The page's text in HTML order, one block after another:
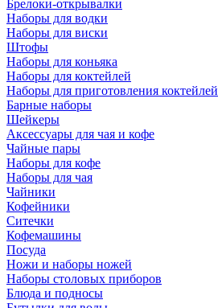
Брелоки-открывалки
Наборы для водки
Наборы для виски
Штофы
Наборы для коньяка
Наборы для коктейлей
Наборы для приготовления коктейлей
Барные наборы
Шейкеры
Аксессуары для чая и кофе
Чайные пары
Наборы для кофе
Наборы для чая
Чайники
Кофейники
Ситечки
Кофемашины
Посуда
Ножи и наборы ножей
Наборы столовых приборов
Блюда и подносы